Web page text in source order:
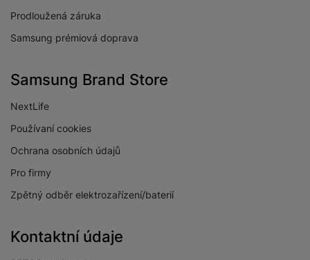
Prodloužená záruka
Samsung prémiová doprava
Samsung Brand Store
NextLife
Používaní cookies
Ochrana osobních údajů
Pro firmy
Zpětný odběr elektrozařízení/baterií
Kontaktní údaje